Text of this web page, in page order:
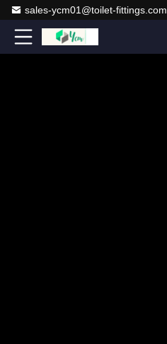
sales-ycm01@toilet-fittings.com